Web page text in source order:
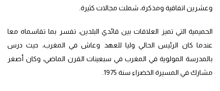
وعشرين اتفاقية ومذكرة، شملت مجالات كثيرة.
الحميمية التي تميز العلاقات بين قائدي البلدين، تفسر بما تقاسماه معا
عندما كان الرئيس الحالي وليا للعهد وعاش في المغرب، حيث درس
بالمدرسة المولوية في المغرب في سبعينات القرن الماضي، وكان أصغر
مشارك في المسيرة الخضراء سنة 1975.